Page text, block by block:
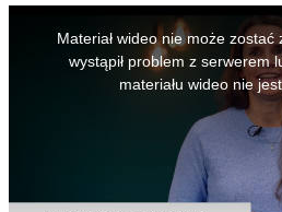
Materiał wideo nie może zostać
wystąpił problem z serwerem
materiału wideo nie